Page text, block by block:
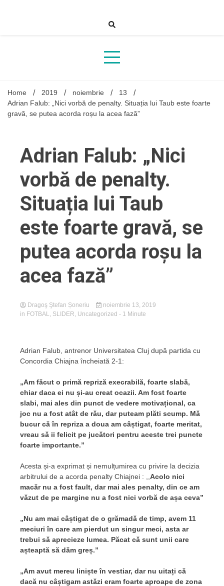
Home 2019 noiembrie
13
Adrian Falub: „Nici vorbă de penalty. Situația lui Taub este foarte
gravă, se putea acorda roșu la acea fază”
Adrian Falub: „Nici
vorbă de penalty.
Situația lui Taub
este foarte gravă, se
putea acorda roșu la
acea fază”
Dragoş Ştefan Șoneriu
noiembrie 13, 2019
in FOTBAL, SLIDER, Uncategorized - 1 Minute
Adrian Falub, antrenor Universitatea Cluj după partida cu
Concordia Chiajna încheiată 2-1:
„Am făcut o primă repriză execrabilă, foarte slabă,
chiar daca ei nu și-au creat ocazii. Am fost foarte
slabi, mai ales din punct de vedere motivațional, ca
joc nu a fost atât de rău, dar puteam plăti scump. Mă
bucur că în repriza a doua am câștigat, foarte meritat,
vreau să ii felicit pe jucători pentru aceste trei puncte
foarte importante.”
Acesta și-a exprimat și nemulțumirea cu privire la decizia
arbitrului de a acorda penalty Chiajnei : ,, Acolo nici
macăr nu a fost fault, dar mai ales penalty, din ce am
văzut de pe margine nu a fost nici vorbă de așa ceva”
„Nu am mai câștigat de o grămadă de timp, avem 11
meciuri în care am pierdut un singur meci, asta ar
trebui să aprecieze lumea. Păcat că sunt unii care
așteaptă să dăm greș.”
„Am avut mereu liniște în vestiar, dar nu uitați că
dacă nu câștigam astăzi eram foarte aproape de zona